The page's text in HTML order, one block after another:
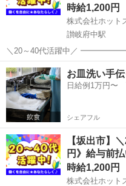
時給1,200円
株式会社ホット
讃岐府中駅
＼20～40代活躍中／ ━━━━━━━━━━━━━━━━━━━━
【仕事内容】 高齢者施設内で調理スタッフとしての お仕事です♪ *時
香川 坂出市 讃岐府中駅
お皿洗い手
日給例1万円〜
シェアフル
【坂出市】
円》給与前
時給1,200円
株式会社ホット